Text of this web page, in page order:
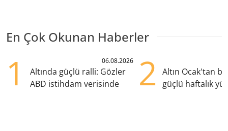
En Çok Okunan Haberler
1 06.08.2026
Altında güçlü ralli: Gözler
ABD istihdam verisinde
2
Altın Ocak'tan
güçlü haftalık